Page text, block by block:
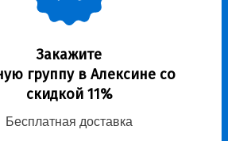
Закажите
группу в Алексине со
скидкой 11%
Бесплатная доставка